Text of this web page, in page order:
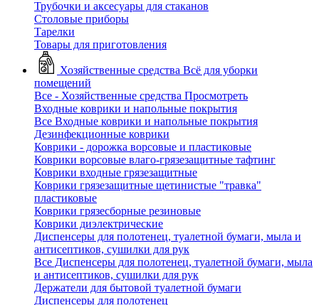
Трубочки и аксесуары для стаканов
Столовые приборы
Тарелки
Товары для приготовления
Хозяйственные средства Всё для уборки
помещений
Все - Хозяйственные средства Просмотреть
Входные коврики и напольные покрытия
Все Входные коврики и напольные покрытия
Дезинфекционные коврики
Коврики - дорожка ворсовые и пластиковые
Коврики ворсовые влаго-грязезащитные тафтинг
Коврики входные грязезащитные
Коврики грязезащитные щетинистые "травка"
пластиковые
Коврики грязесборные резиновые
Коврики диэлектрические
Диспенсеры для полотенец, туалетной бумаги, мыла и
антисептиков, сушилки для рук
Все Диспенсеры для полотенец, туалетной бумаги, мыла
и антисептиков, сушилки для рук
Держатели для бытовой туалетной бумаги
Диспенсеры для полотенец